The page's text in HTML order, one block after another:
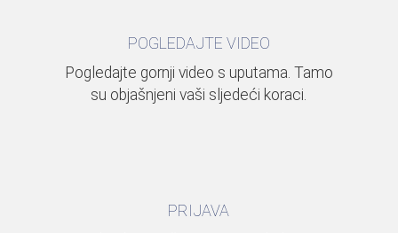
POGLEDAJTE VIDEO
Pogledajte gornji video s uputama. Tamo
su objašnjeni vaši sljedeći koraci.
PRIJAVA